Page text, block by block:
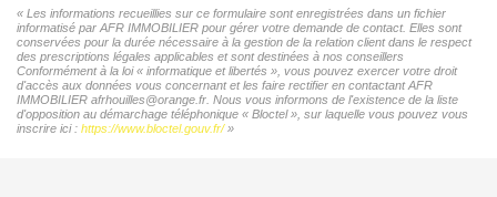
« Les informations recueillies sur ce formulaire sont enregistrées dans un fichier
informatisé par AFR IMMOBILIER pour gérer votre demande de contact. Elles sont
conservées pour la durée nécessaire à la gestion de la relation client dans le respect
des prescriptions légales applicables et sont destinées à nos conseillers
Conformément à la loi « informatique et libertés », vous pouvez exercer votre droit
d'accès aux données vous concernant et les faire rectifier en contactant AFR
IMMOBILIER afrhouilles@orange.fr. Nous vous informons de l'existence de la liste
d'opposition au démarchage téléphonique « Bloctel », sur laquelle vous pouvez vous
inscrire ici : https://www.bloctel.gouv.fr/»